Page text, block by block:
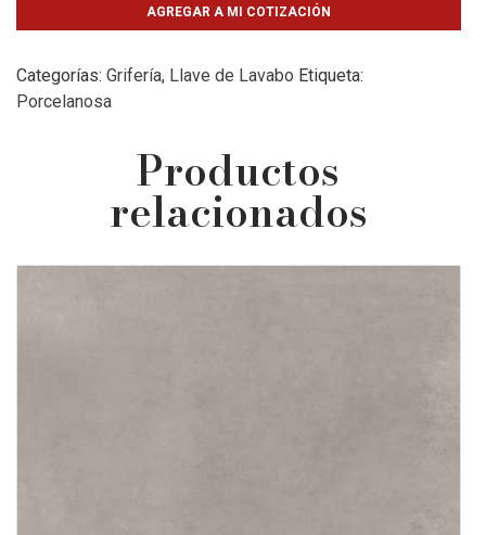
AGREGAR A MI COTIZACIÓN
Categorías: Grifería, Llave de Lavabo Etiqueta:
Porcelanosa
Productos
relacionados